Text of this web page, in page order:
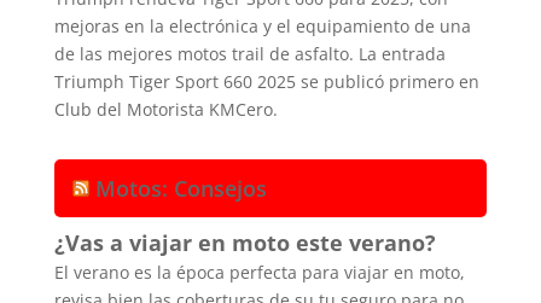
mejoras en la electrónica y el equipamiento de una
de las mejores motos trail de asfalto. La entrada
Triumph Tiger Sport 660 2025 se publicó primero en
Club del Motorista KMCero.
Motos: Consejos
¿Vas a viajar en moto este verano?
El verano es la época perfecta para viajar en moto,